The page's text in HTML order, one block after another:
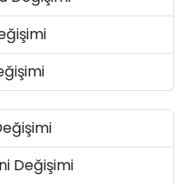
Değişimi